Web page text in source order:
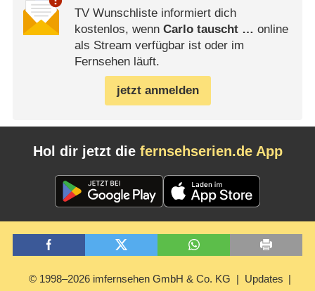
TV Wunschliste informiert dich
kostenlos, wenn Carlo tauscht … online
als Stream verfügbar ist oder im
Fernsehen läuft.
jetzt anmelden
Hol dir jetzt die fernsehserien.de App
© 1998–2026 imfernsehen GmbH & Co. KG Updates